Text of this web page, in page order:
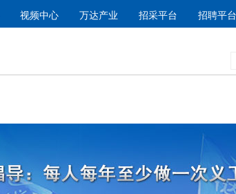
视频中心 万达产业 招采平台 招聘平台